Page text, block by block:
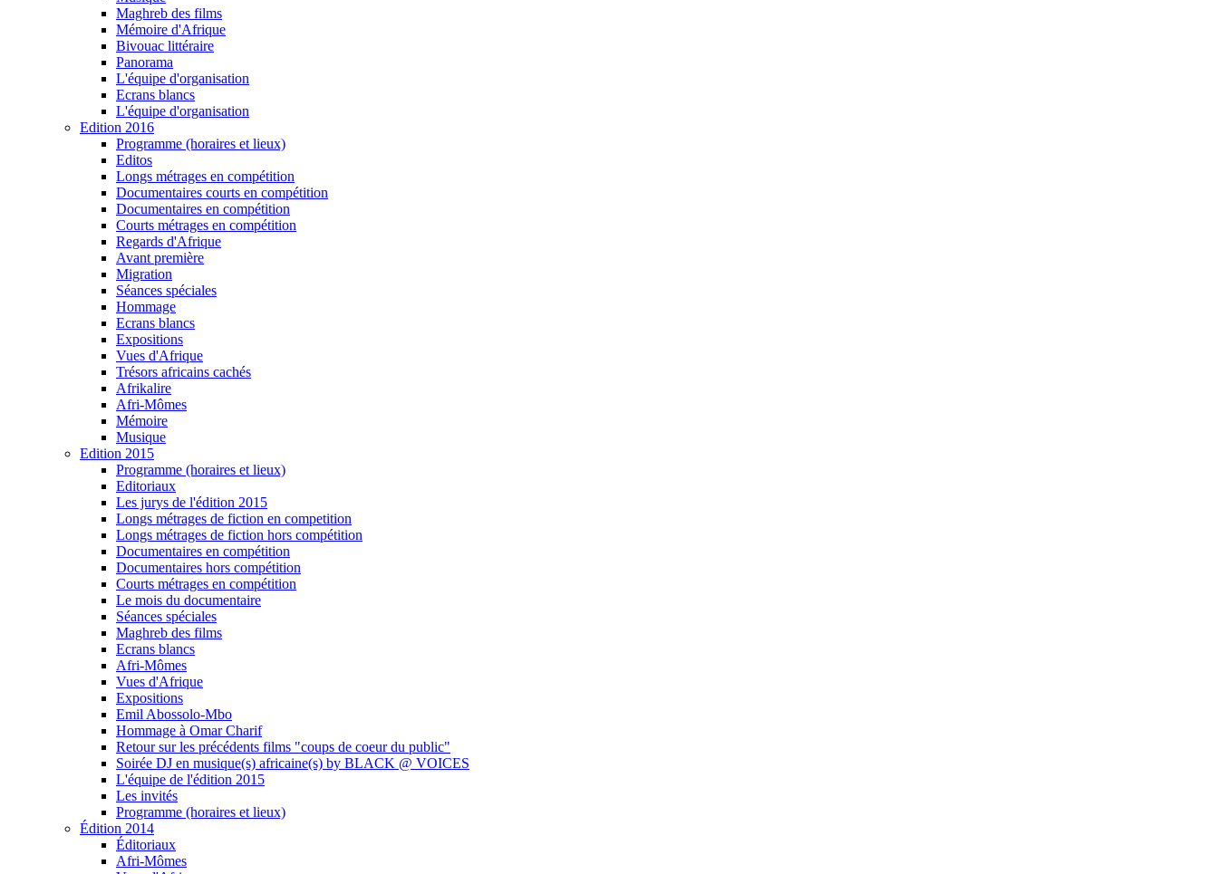
Maghreb des films
Mémoire d'Afrique
Bivouac littéraire
Panorama
L'équipe d'organisation
Ecrans blancs
L'équipe d'organisation
Edition 2016
Programme (horaires et lieux)
Editos
Longs métrages en compétition
Documentaires courts en compétition
Documentaires en compétition
Courts métrages en compétition
Regards d'Afrique
Avant première
Migration
Séances spéciales
Hommage
Ecrans blancs
Expositions
Vues d'Afrique
Trésors africains cachés
Afrikalire
Afri-Mômes
Mémoire
Musique
Edition 2015
Programme (horaires et lieux)
Editoriaux
Les jurys de l'édition 2015
Longs métrages de fiction en competition
Longs métrages de fiction hors compétition
Documentaires en compétition
Documentaires hors compétition
Courts métrages en compétition
Le mois du documentaire
Séances spéciales
Maghreb des films
Ecrans blancs
Afri-Mômes
Vues d'Afrique
Expositions
Emil Abossolo-Mbo
Hommage à Omar Charif
Retour sur les précédents films "coups de coeur du public"
Soirée DJ en musique(s) africaine(s) by BLACK @ VOICES
L'équipe de l'édition 2015
Les invités
Programme (horaires et lieux)
Édition 2014
Éditoriaux
Afri-Mômes